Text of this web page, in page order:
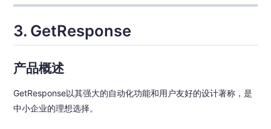
3. GetResponse
产品概述
GetResponse以其强大的自动化功能和用户友好的设计著称，是
中小企业的理想选择。